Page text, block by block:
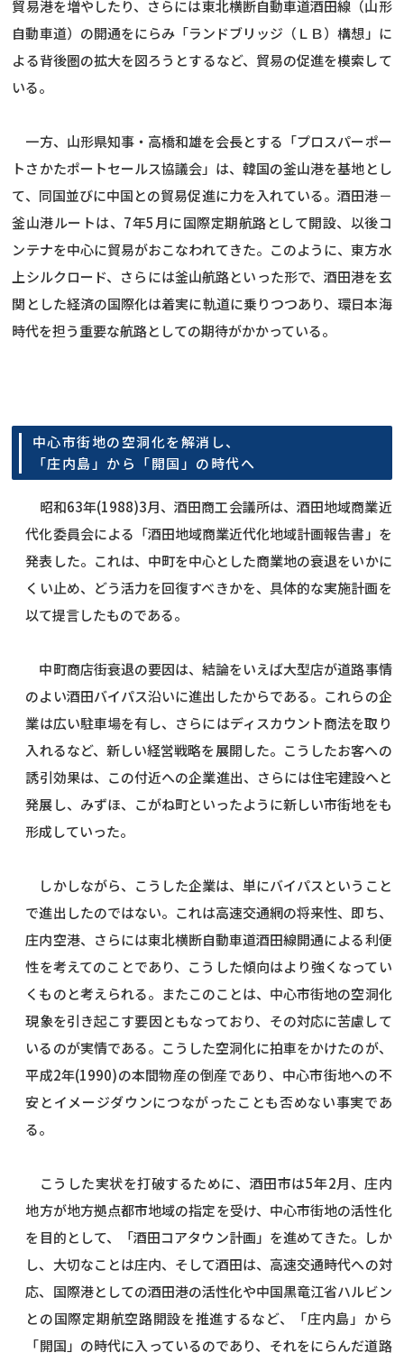
貿易港を増やしたり、さらには東北横断自動車道酒田線（山形
自動車道）の開通をにらみ「ランドブリッジ（ＬＢ）構想」に
よる背後圏の拡大を図ろうとするなど、貿易の促進を模索して
いる。
一方、山形県知事・高橋和雄を会長とする「プロスパーポー
トさかたポートセールス協議会」は、韓国の釜山港を基地とし
て、同国並びに中国との貿易促進に力を入れている。酒田港－
釜山港ルートは、7年5月に国際定期航路として開設、以後コ
ンテナを中心に貿易がおこなわれてきた。このように、東方水
上シルクロード、さらには釜山航路といった形で、酒田港を玄
関とした経済の国際化は着実に軌道に乗りつつあり、環日本海
時代を担う重要な航路としての期待がかかっている。
中心市街地の空洞化を解消し、
「庄内島」から「開国」の時代へ
昭和63年(1988)3月、酒田商工会議所は、酒田地域商業近
代化委員会による「酒田地域商業近代化地域計画報告書」を
発表した。これは、中町を中心とした商業地の衰退をいかに
くい止め、どう活力を回復すべきかを、具体的な実施計画を
以て提言したものである。
中町商店街衰退の要因は、結論をいえば大型店が道路事情
のよい酒田バイパス沿いに進出したからである。これらの企
業は広い駐車場を有し、さらにはディスカウント商法を取り
入れるなど、新しい経営戦略を展開した。こうしたお客への
誘引効果は、この付近への企業進出、さらには住宅建設へと
発展し、みずほ、こがね町といったように新しい市街地をも
形成していった。
しかしながら、こうした企業は、単にバイパスということ
で進出したのではない。これは高速交通網の将来性、即ち、
庄内空港、さらには東北横断自動車道酒田線開通による利便
性を考えてのことであり、こうした傾向はより強くなってい
くものと考えられる。またこのことは、中心市街地の空洞化
現象を引き起こす要因ともなっており、その対応に苦慮して
いるのが実情である。こうした空洞化に拍車をかけたのが、
平成2年(1990)の本間物産の倒産であり、中心市街地への不
安とイメージダウンにつながったことも否めない事実であ
る。
こうした実状を打破するために、酒田市は5年2月、庄内
地方が地方拠点都市地域の指定を受け、中心市街地の活性化
を目的として、「酒田コアタウン計画」を進めてきた。しか
し、大切なことは庄内、そして酒田は、高速交通時代への対
応、国際港としての酒田港の活性化や中国黒竜江省ハルビン
との国際定期航空路開設を推進するなど、「庄内島」から
「開国」の時代に入っているのであり、それをにらんだ道路